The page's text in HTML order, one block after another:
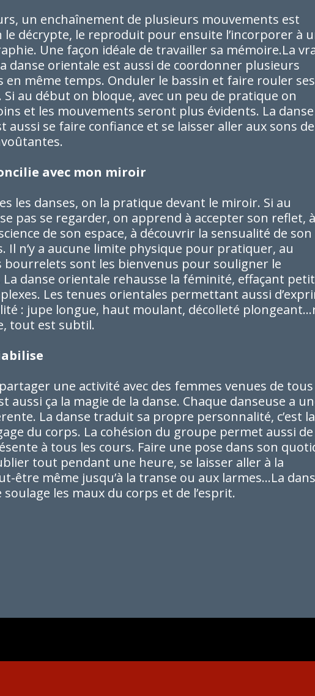
un enchaînement de plusieurs mouvements est
le décrypte, le reproduit pour ensuite l’incorporer à
Une façon idéale de travailler sa mémoire.La
danse orientale est aussi de coordonner plusieurs
en même temps. Onduler le bassin et faire rouler
Si au début on bloque, avec un peu de pratique on
et les mouvements seront plus évidents. La danse
aussi se faire confiance et se laisser aller aux sons de
avec mon miroir
les danses, on la pratique devant le miroir. Si au
pas se regarder, on apprend à accepter son reflet, à
de son espace, à découvrir la sensualité de son
Il n’y a aucune limite physique pour pratiquer, au
bourrelets sont les bienvenus pour souligner le
danse orientale rehausse la féminité, effaçant
Les tenues orientales permettant aussi
: jupe longue, haut moulant, décolleté
tout est subtil.
une activité avec des femmes venues de tous
aussi ça la magie de la danse. Chaque danseuse a
La danse traduit sa propre personnalité, c’est la
du corps. La cohésion du groupe permet aussi
à tous les cours. Faire une pose dans son
tout pendant une heure, se laisser aller à la
être même jusqu’à la transe ou aux larmes…La
les maux du corps et de l’esprit.